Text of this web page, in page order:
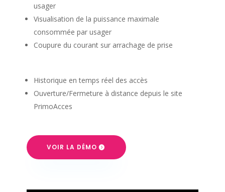
usager
Visualisation de la puissance maximale
consommée par usager
Coupure du courant sur arrachage de prise
Historique en temps réel des accès
Ouverture/Fermeture à distance depuis le site
PrimoAcces
VOIR LA DÉMO